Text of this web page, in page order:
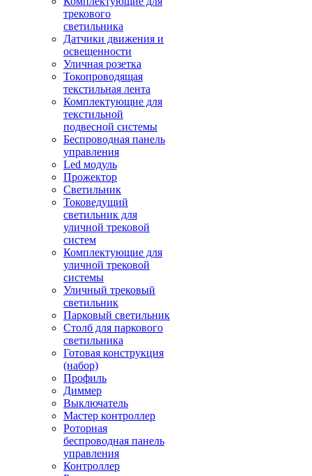
трекового
светильника
Датчики движения и
освещенности
Уличная розетка
Токопроводящая
текстильная лента
Комплектующие для
текстильной
подвесной системы
Беспроводная панель
управления
Led модуль
Прожектор
Светильник
Токоведущий
светильник для
уличной трековой
систем
Комплектующие для
уличной трековой
системы
Уличный трековый
светильник
Парковый светильник
Столб для паркового
светильника
Готовая конструкция
(набор)
Профиль
Диммер
Выключатель
Мастер контроллер
Роторная
беспроводная панель
управления
Контроллер